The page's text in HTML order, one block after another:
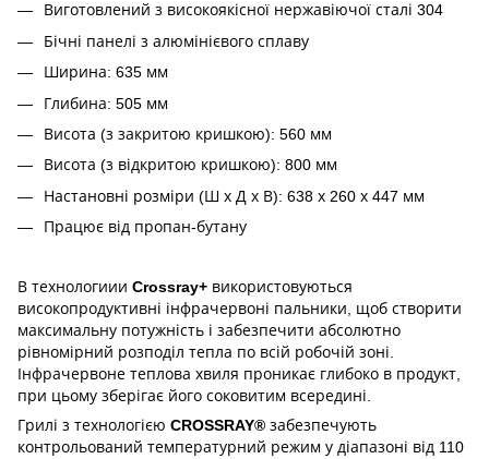
Виготовлений з високоякісної нержавіючої сталі 304
Бічні панелі з алюмінієвого сплаву
Ширина: 635 мм
Глибина: 505 мм
Висота (з закритою кришкою): 560 мм
Висота (з відкритою кришкою): 800 мм
Настановні розміри (Ш х Д х В): 638 х 260 х 447 мм
Працює від пропан-бутану
В технологиии Crossray+ використовуються
високопродуктивні інфрачервоні пальники, щоб створити
максимальну потужність і забезпечити абсолютно
рівномірний розподіл тепла по всій робочій зоні.
Інфрачервоне теплова хвиля проникає глибоко в продукт,
при цьому зберігає його соковитим всередині.
Грилі з технологією CROSSRAY® забезпечують
контрольований температурний режим у діапазоні від 110